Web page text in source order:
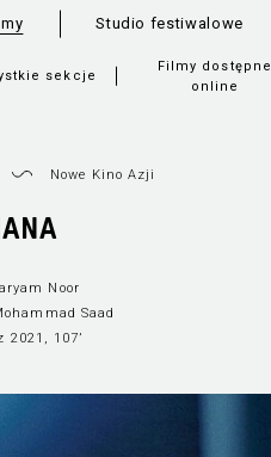
sekcje
Filmy
online
Studio festiwalowe
Nowe Kino Azji
Noor
Saad
2021, 107’